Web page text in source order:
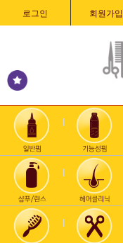
로그인 회원가입